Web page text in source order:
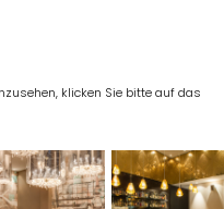
klicken Sie bitte auf das